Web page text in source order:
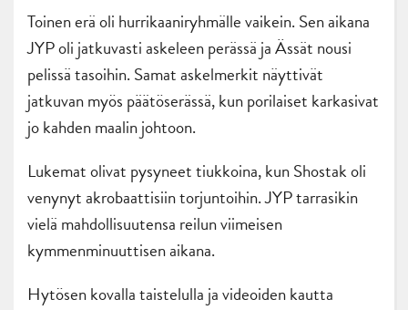
Toinen erä oli hurrikaaniryhmälle vaikein. Sen aikana
JYP oli jatkuvasti askeleen perässä ja Ässät nousi
pelissä tasoihin. Samat askelmerkit näyttivät
jatkuvan myös päätöserässä, kun porilaiset karkasivat
jo kahden maalin johtoon.
Lukemat olivat pysyneet tiukkoina, kun Shostak oli
venynyt akrobaattisiin torjuntoihin. JYP tarrasikin
vielä mahdollisuutensa reilun viimeisen
kymmenminuuttisen aikana.
Hytösen kovalla taistelulla ja videoiden kautta